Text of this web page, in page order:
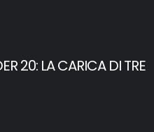
20: LA CARICA DI TRE